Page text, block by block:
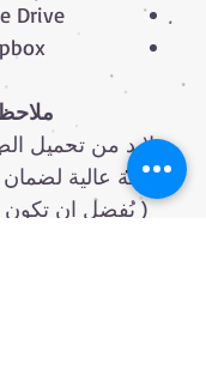
Drive
بدقة عالية
( يُفضل ان تكون